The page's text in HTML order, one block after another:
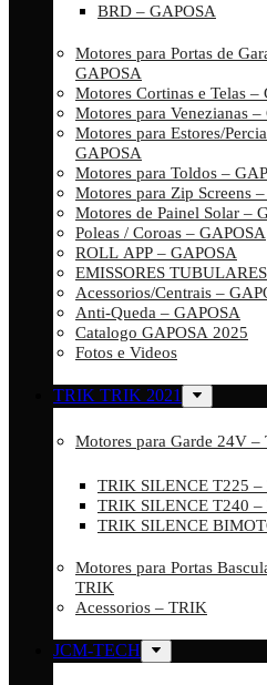
BRD – GAPOSA
Motores para Portas de
GAPOSA
Motores Cortinas e Telas –
Motores para Venezianas –
Motores para Estores/
GAPOSA
Motores para Toldos –
Motores para Zip Screens
Motores de Painel Solar –
Poleas / Coroas – GAPOSA
ROLL APP – GAPOSA
EMISSORES
Acessorios/Centrais –
Anti-Queda – GAPOSA
Catalogo GAPOSA 2025
Fotos e Videos
TRIK TRIK 2021
Motores para Garde 24V –
TRIK SILENCE T225 –
TRIK SILENCE T240 –
TRIK SILENCE
Motores para Portas
TRIK
Acessorios – TRIK
JCM-TECH